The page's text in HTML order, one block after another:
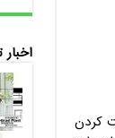
کردن